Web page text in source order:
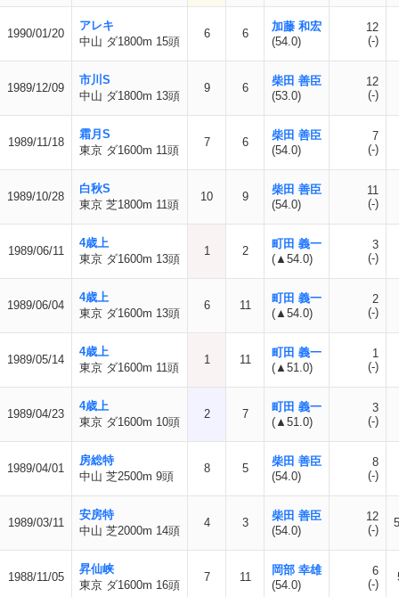
1990/01/20
アレキ
中山 ダ1800m 15頭
6 6
加藤 和宏
(54.0)
12
(-)
1989/12/09
市川S
中山 ダ1800m 13頭
9 6
柴田 善臣
(53.0)
12
(-)
1989/11/18
霜月S
東京 ダ1600m 11頭
7 6
柴田 善臣
(54.0)
7
(-)
1989/10/28
白秋S
東京 芝1800m 11頭
10 9
柴田 善臣
(54.0)
11
(-)
1989/06/11
4歳上
東京 ダ1600m 13頭
1 2
町田 義一
(▲54.0)
3
(-)
1989/06/04
4歳上
東京 ダ1600m 13頭
6 11
町田 義一
(▲54.0)
2
(-)
1989/05/14
4歳上
東京 ダ1600m 11頭
1 11
町田 義一
(▲51.0)
1
(-)
1989/04/23
4歳上
東京 ダ1600m 10頭
2 7
町田 義一
(▲51.0)
3
(-)
1989/04/01
房総特
中山 芝2500m 9頭
8 5
柴田 善臣
(54.0)
8
(-)
1989/03/11
安房特
中山 芝2000m 14頭
4 3
柴田 善臣
(54.0)
12
(-)
1988/11/05
昇仙峡
東京 ダ1600m 16頭
7 11
岡部 幸雄
(54.0)
6
(-)